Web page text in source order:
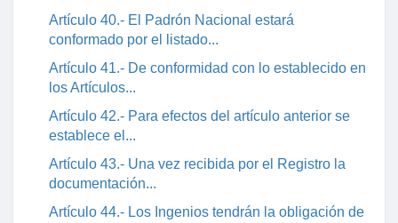
Artículo 40.- El Padrón Nacional estará
conformado por el listado...
Artículo 41.- De conformidad con lo establecido en
los Artículos...
Artículo 42.- Para efectos del artículo anterior se
establece el...
Artículo 43.- Una vez recibida por el Registro la
documentación...
Artículo 44.- Los Ingenios tendrán la obligación de